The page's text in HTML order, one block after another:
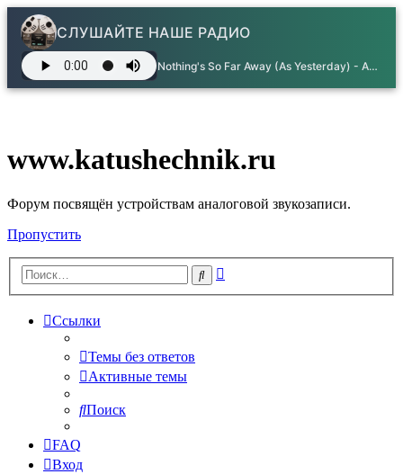
СЛУШАЙТЕ НАШЕ РАДИО
Nothing's So Far Away (As Yesterday) - America
www.katushechnik.ru
Форум посвящён устройствам аналоговой звукозаписи.
Пропустить
Поиск
Ссылки
Темы без ответов
Активные темы
Поиск
FAQ
Вход